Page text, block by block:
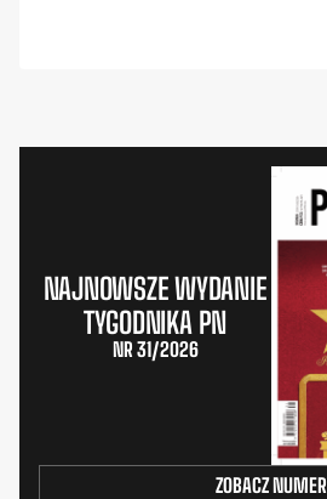
NAJNOWSZE WYDANIE
TYGODNIKA PN
NR 31/2026
ZOBACZ NUMER